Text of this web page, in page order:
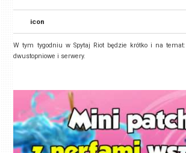
icon
W tym tygodniu w Spytaj Riot będzie krótko i na
dwustopniowe i serwery.